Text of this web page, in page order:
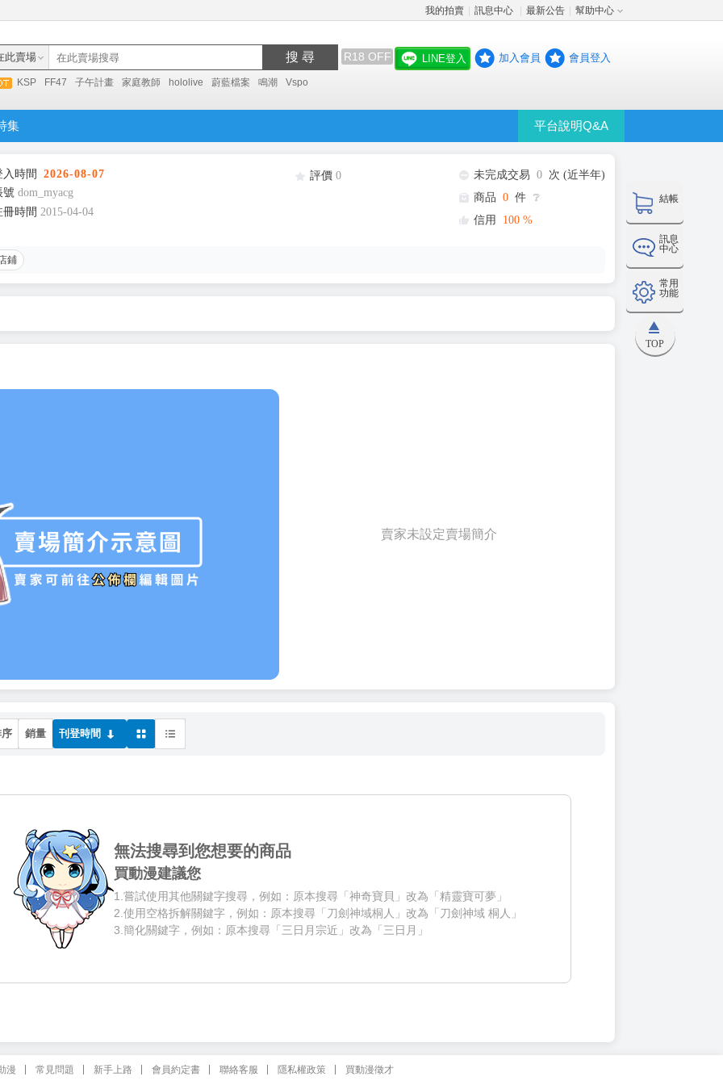
我的拍賣 訊息中心 最新公告 幫助中心
此賣場 搜 尋 R18 OFF
KSP FF47 子午計畫 家庭教師 hololive 蔚藍檔案 鳴潮 Vspo
LINE登入 加入會員 會員登入
集 平台說明Q&A
結帳
訊息
中心
常用
功能
TOP
時間
2026-08-07
號 dom_myacg
時間 2015-04-04
評價 0 未完成交易 0 次 (近半年)
商品 0 件 ❔
信用
100 %
鋪
賣家未設定賣場簡介
銷量 刊登時間
無法搜尋到您想要的商品
買動漫建議您
1.嘗試使用其他關鍵字搜尋，例如：原本搜尋「神奇寶貝」改為「精靈寶可夢」
2.使用空格拆解關鍵字，例如：原本搜尋「刀劍神域桐人」改為「刀劍神域 桐人」
3.簡化關鍵字，例如：原本搜尋「三日月宗近」改為「三日月」
漫 常見問題 新手上路 會員約定書 聯絡客服 隱私權政策 買動漫徵才